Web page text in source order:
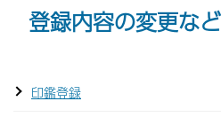
登録内容の変更な
印鑑登録